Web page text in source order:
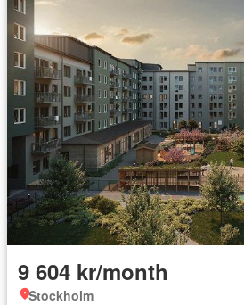
9 604 kr/month
Stockholm